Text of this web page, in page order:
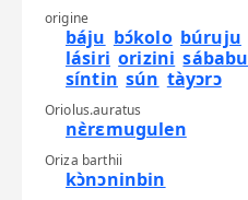
origine
báju bɔ́kolo búruju
lásiri orizini sábabu
síntin sún tàyɔrɔ
Oriolus.auratus
nɛ̀rɛmugulen
Oriza barthii
kɔ̀nɔninbin